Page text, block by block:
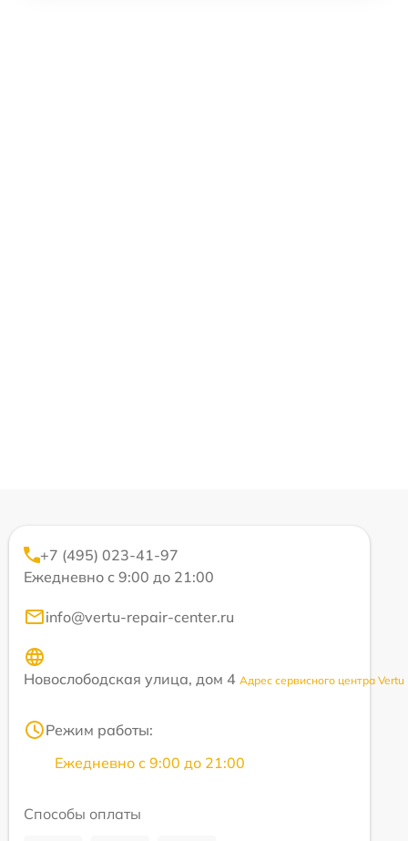
+7 (495) 023-41-97
Ежедневно с 9:00 до 21:00
info@vertu-repair-center.ru
Новослободская улица, дом 4 Адрес сервисного центра Vertu
Режим работы:
Ежедневно с 9:00 до 21:00
Способы оплаты